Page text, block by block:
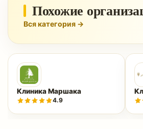
Похожие
Вся категория →
Клиника Маршака
4.9